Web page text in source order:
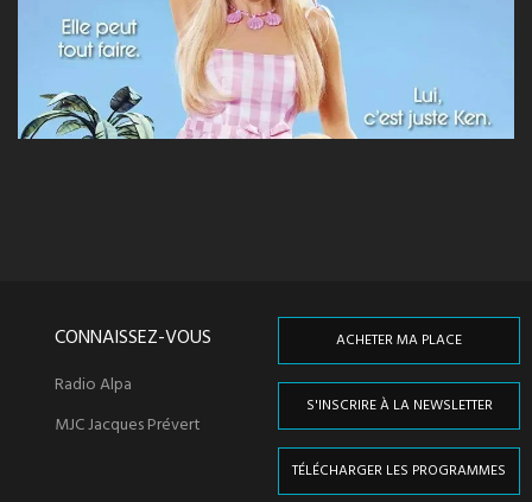
CONNAISSEZ-VOUS
Radio Alpa
MJC Jacques Prévert
ACHETER MA PLACE
S'INSCRIRE À LA NEWSLETTER
TÉLÉCHARGER LES PROGRAMMES